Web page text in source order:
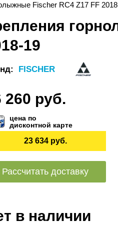
Fischer RC4 Z17 FF
19
FISCHER
260 руб.
цена по
дисконтной карте
23 634 руб.
Рассчитать доставку
в наличии